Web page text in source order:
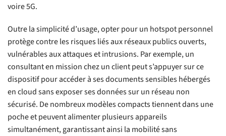
voire 5G.
Outre la simplicité d’usage, opter pour un hotspot personnel
protège contre les risques liés aux réseaux publics ouverts,
vulnérables aux attaques et intrusions. Par exemple, un
consultant en mission chez un client peut s’appuyer sur ce
dispositif pour accéder à ses documents sensibles hébergés
en cloud sans exposer ses données sur un réseau non
sécurisé. De nombreux modèles compacts tiennent dans une
poche et peuvent alimenter plusieurs appareils
simultanément, garantissant ainsi la mobilité sans